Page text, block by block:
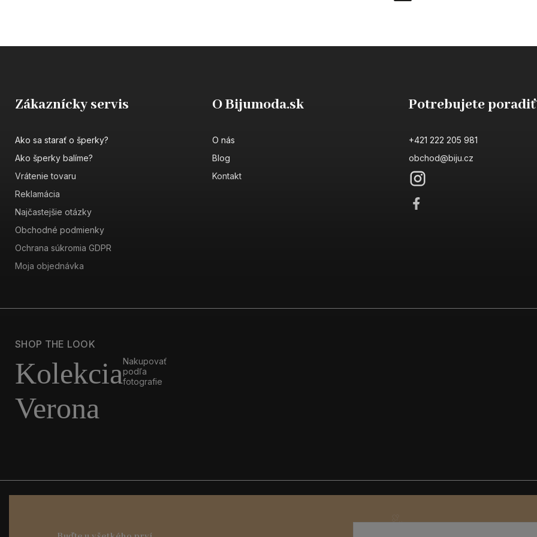
Zákaznícky servis
Ako sa starať o šperky?
Ako šperky balíme?
Vrátenie tovaru
Reklamácia
Najčastejšie otázky
Obchodné podmienky
Ochrana súkromia GDPR
Moja objednávka
O Bijumoda.sk
O nás
Blog
Kontakt
Potrebujete
+421 222 205 981
obchod@biju.cz
SHOP THE LOOK
Kolekcia
Verona
Nakupovať
podľa
fotografie